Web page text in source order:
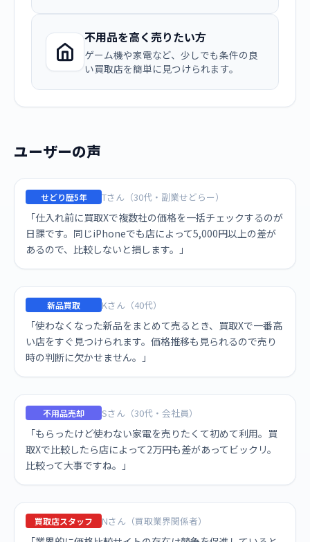
不用品を高く売りたい方
ゲーム機や家電など、少しでも条件の良
い買取店を簡単に見つけられます。
ユーザーの声
せどり歴5年 Tさん（30代・副業せどらー）
「仕入れ前に買取Xで複数社の価格を一括チェックするのが
日課です。同じiPhoneでも店によって5,000円以上の差が
あるので、比較しないと損します。」
新品買取 Kさん（40代）
「使わなくなった新品をまとめて売るとき、買取Xで一番高
い店をすぐ見つけられます。価格推移も見られるので売り
時の判断に欠かせません。」
不用品売却 Sさん（30代・会社員）
「もらったけど使わない家電を売りたくて初めて利用。買
取Xで比較したら店によって2万円も差があってビックリ。
比較って大事ですね。」
買取店スタッフ Nさん（買取業界関係者）